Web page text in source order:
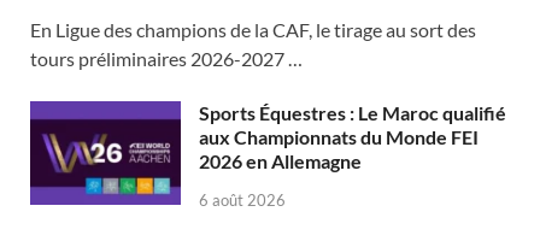
En Ligue des champions de la CAF, le tirage au sort des
tours préliminaires 2026-2027 …
Sports Équestres : Le Maroc qualifié
aux Championnats du Monde FEI
2026 en Allemagne
6 août 2026